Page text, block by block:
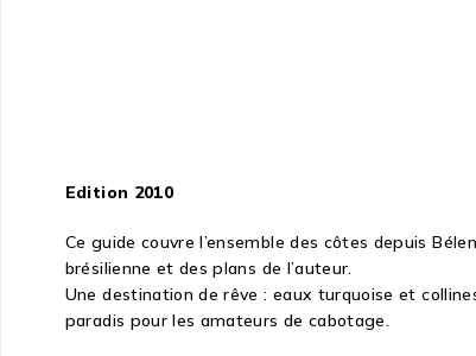
Edition 2010
Ce guide couvre l’ensemble des côtes depuis
brésilienne et des plans de l’auteur.
Une destination de rêve : eaux turquoise et
paradis pour les amateurs de cabotage.